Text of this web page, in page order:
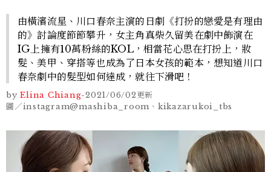
由橫濱流星、川口春奈主演的日劇《打扮的戀愛是有理由
的》討論度節節攀升，女主角真柴久留美在劇中飾演在
IG上擁有10萬粉絲的KOL，相當花心思在打扮上，妝
髮、美甲、穿搭等也成為了日本女孩的範本，想知道川口
春奈劇中的髮型如何達成，就往下滑吧！
by Elina Chiang-2021/06/02更新
圖／instagram@mashiba_room、kikazarukoi_tbs